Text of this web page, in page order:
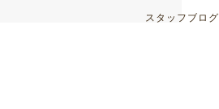
スタッフブログ